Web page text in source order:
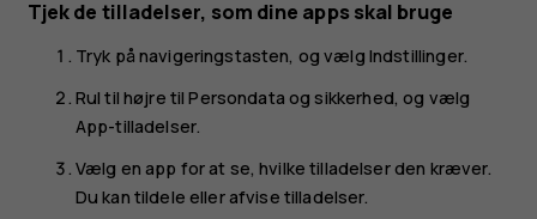
Tjek de tilladelser, som dine apps skal bruge
Tryk på navigeringstasten, og vælg Indstillinger.
Rul til højre tilPersondata og sikkerhed, og vælg
App-tilladelser.
Vælg en app for at se, hvilke tilladelser den kræver.
Du kan tildele eller afvise tilladelser.